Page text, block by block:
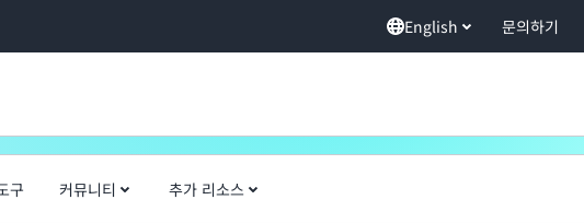
English 문의하기
구 커뮤니티 추가 리소스